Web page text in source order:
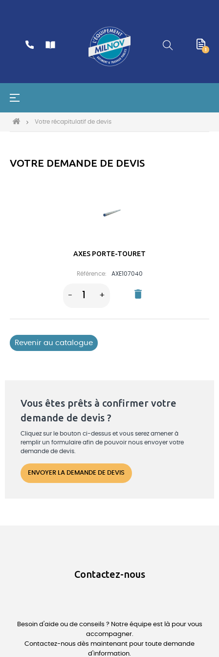
1
Basculer
navigation
☰
Votre récapitulatif de devis
VOTRE DEMANDE DE DEVIS
AXES PORTE-TOURET
Référence: AXE107040
- + delete
Revenir au catalogue
Vous êtes prêts à confirmer votre
demande de devis ?
Cliquez sur le bouton ci-dessus et vous serez amener à
remplir un formulaire afin de pouvoir nous envoyer votre
demande de devis.
Contactez-nous
Besoin d'aide ou de conseils ? Notre équipe est là pour vous
accompagner.
Contactez-nous dès maintenant pour toute demande
d'information.